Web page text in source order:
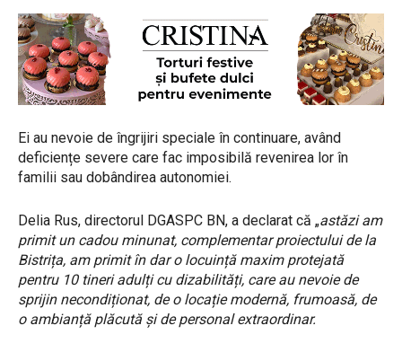
Ei au nevoie de îngrijiri speciale în continuare, având
deficiențe severe care fac imposibilă revenirea lor în
familii sau dobândirea autonomiei.
Delia Rus, directorul DGASPC BN, a declarat că „astăzi am
primit un cadou minunat, complementar proiectului de la
Bistrița, am primit în dar o locuință maxim protejată
pentru 10 tineri adulți cu dizabilități, care au nevoie de
sprijin necondiționat, de o locație modernă, frumoasă, de
o ambianță plăcută și de personal extraordinar.